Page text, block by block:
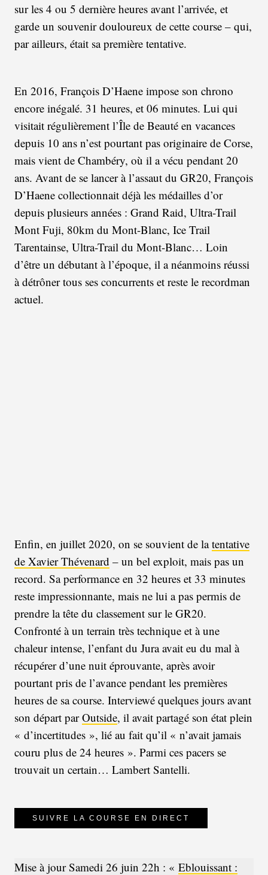
sur les 4 ou 5 dernière heures avant l’arrivée, et
garde un souvenir douloureux de cette course – qui,
par ailleurs, était sa première tentative.
En 2016, François D’Haene impose son chrono
encore inégalé. 31 heures, et 06 minutes. Lui qui
visitait régulièrement l’Île de Beauté en vacances
depuis 10 ans n’est pourtant pas originaire de Corse,
mais vient de Chambéry, où il a vécu pendant 20
ans. Avant de se lancer à l’assaut du GR20, François
D’Haene collectionnait déjà les médailles d’or
depuis plusieurs années : Grand Raid, Ultra-Trail
Mont Fuji, 80km du Mont-Blanc, Ice Trail
Tarentainse, Ultra-Trail du Mont-Blanc… Loin
d’être un débutant à l’époque, il a néanmoins réussi
à détrôner tous ses concurrents et reste le recordman
actuel.
Enfin, en juillet 2020, on se souvient de latentative
de Xavier Thévenard – un bel exploit, mais pas un
record. Sa performance en 32 heures et 33 minutes
reste impressionnante, mais ne lui a pas permis de
prendre la tête du classement sur le GR20.
Confronté à un terrain très technique et à une
chaleur intense, l’enfant du Jura avait eu du mal à
récupérer d’une nuit éprouvante, après avoir
pourtant pris de l’avance pendant les premières
heures de sa course. Interviewé quelques jours avant
son départ parOutside, il avait partagé son état plein
« d’incertitudes », lié au fait qu’il « n’avait jamais
couru plus de 24 heures ». Parmi ces pacers se
trouvait un certain… Lambert Santelli.
SUIVRE LA COURSE EN DIRECT
Mise à jour Samedi 26 juin 22h : « Eblouissant :